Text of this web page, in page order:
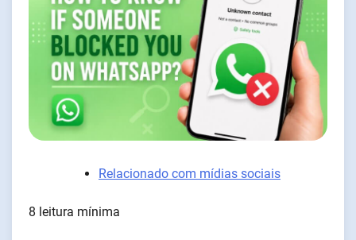
Relacionado com mídias sociais
8 leitura mínima